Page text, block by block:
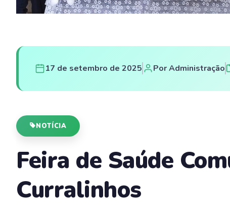
17 de setembro de 2025 Por Administração
NOTÍCIA
Feira de Saúde
Curralinhos